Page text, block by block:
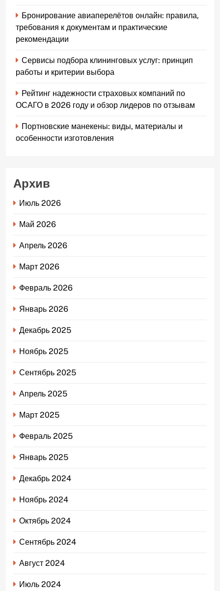
Бронирование авиаперелётов онлайн: правила,
требования к документам и практические
рекомендации
Сервисы подбора клининговых услуг: принцип
работы и критерии выбора
Рейтинг надежности страховых компаний по
ОСАГО в 2026 году и обзор лидеров по отзывам
Портновские манекены: виды, материалы и
особенности изготовления
Архив
Июль 2026
Май 2026
Апрель 2026
Март 2026
Февраль 2026
Январь 2026
Декабрь 2025
Ноябрь 2025
Сентябрь 2025
Апрель 2025
Март 2025
Февраль 2025
Январь 2025
Декабрь 2024
Ноябрь 2024
Октябрь 2024
Сентябрь 2024
Август 2024
Июль 2024